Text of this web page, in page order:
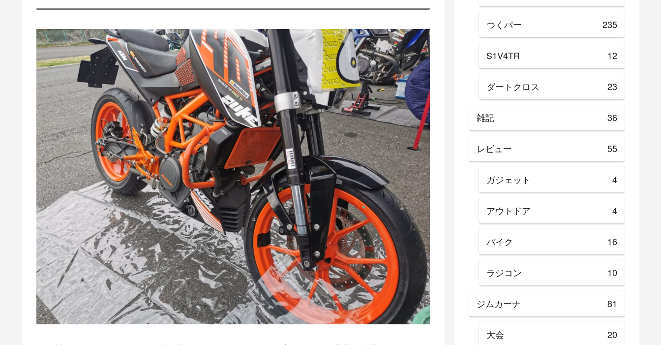
つくパー 235
S1V4TR 12
ダートクロス 23
雑記 36
レビュー 55
ガジェット 4
アウトドア 4
バイク 16
ラジコン 10
ジムカーナ 81
大会 20